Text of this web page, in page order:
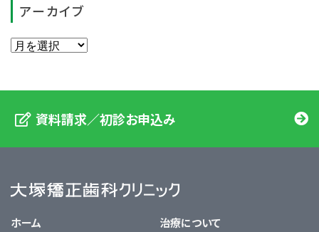
アーカイブ
資料請求／初診お申込み
ホーム
治療について